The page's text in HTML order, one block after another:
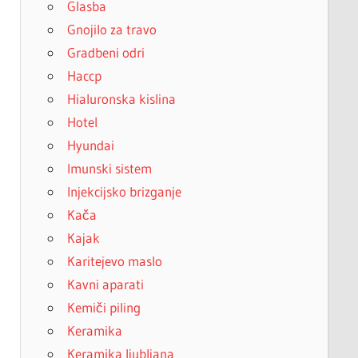
Glasba
Gnojilo za travo
Gradbeni odri
Haccp
Hialuronska kislina
Hotel
Hyundai
Imunski sistem
Injekcijsko brizganje
Kača
Kajak
Karitejevo maslo
Kavni aparati
Kemiči piling
Keramika
Keramika ljubljana